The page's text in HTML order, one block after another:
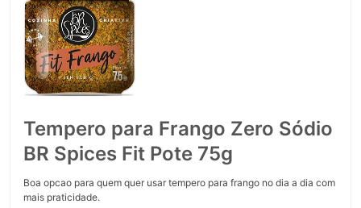
Tempero para Frango Zero Sódio
BR Spices Fit Pote 75g
Boa opcao para quem quer usar tempero para frango no dia a dia com
mais praticidade.